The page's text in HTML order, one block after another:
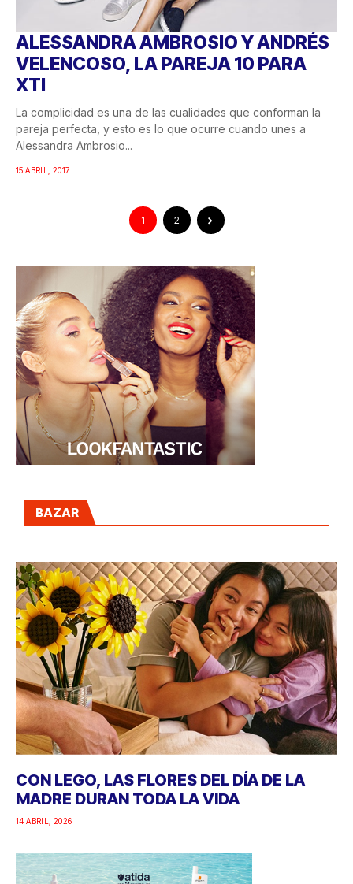
ALESSANDRA AMBROSIO Y ANDRÉS
VELENCOSO, LA PAREJA 10 PARA
XTI
La complicidad es una de las cualidades que conforman la
pareja perfecta, y esto es lo que ocurre cuando unes a
Alessandra Ambrosio...
15 ABRIL, 2017
1 2
BAZAR
CON LEGO, LAS FLORES DEL DÍA DE LA
MADRE DURAN TODA LA VIDA
14 ABRIL, 2026